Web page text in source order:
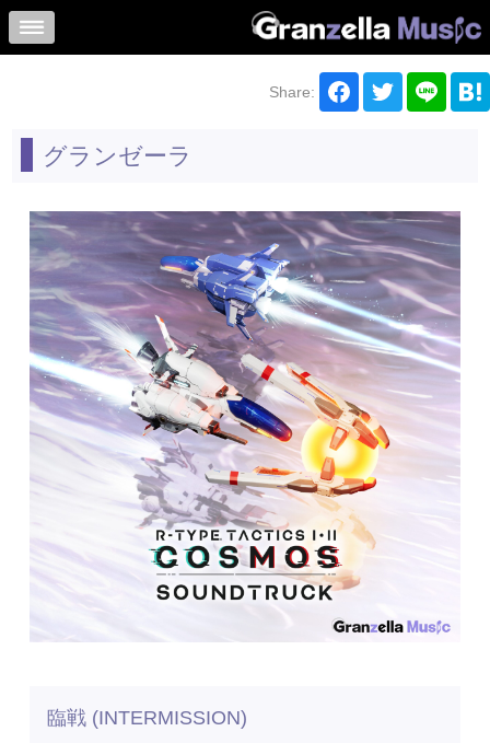
Share:
グランゼーラ
臨戦 (INTERMISSION)